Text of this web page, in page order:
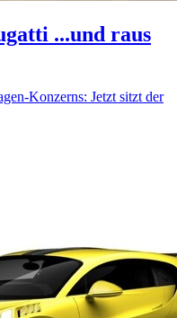
...und raus
Konzerns: Jetzt sitzt der